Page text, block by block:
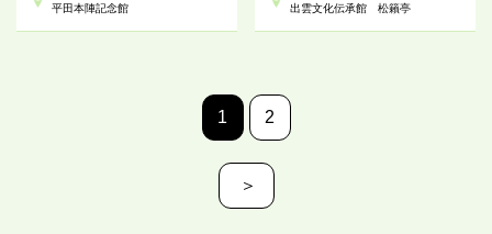
平田本陣記念館
出雲文化伝承館 松籟亭
1 2
＞